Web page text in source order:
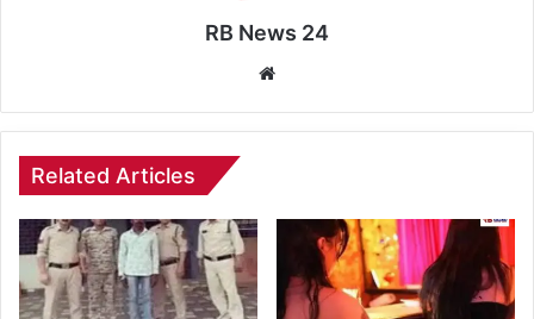
RB News 24
Related Articles